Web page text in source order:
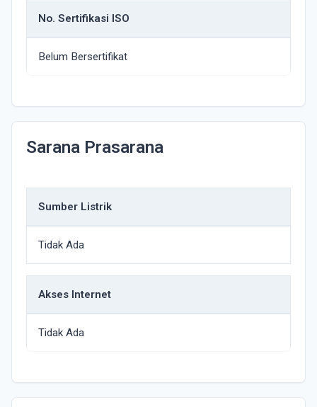
No. Sertifikasi ISO
Belum Bersertifikat
Sarana Prasarana
Sumber Listrik
Tidak Ada
Akses Internet
Tidak Ada